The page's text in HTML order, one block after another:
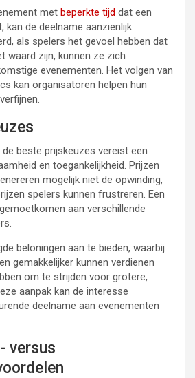
met beperkte tijd dat een
kan de deelname aanzienlijk
als spelers het gevoel hebben dat
waard zijn, kunnen ze zich
evenementen. Het volgen van
kan organisatoren helpen hun
beste prijskeuzes vereist een
en toegankelijkheid. Prijzen
mogelijk niet de opwinding,
spelers kunnen frustreren. Een
aan verschillende
beloningen aan te bieden, waarbij
gemakkelijker kunnen verdienen
om te strijden voor grotere,
aanpak kan de interesse
deelname aan evenementen
versus